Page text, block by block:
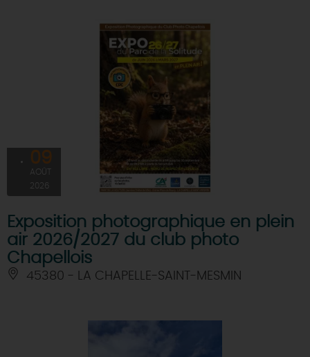
09
AOÛT
2026
Exposition photographique en plein
air 2026/2027 du club photo
Chapellois
45380 - LA CHAPELLE-SAINT-MESMIN